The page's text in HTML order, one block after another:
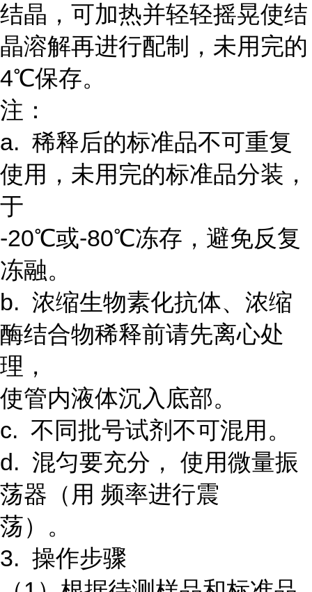
结晶，可加热并轻轻摇晃使结
晶溶解再进行配制，未用完的
4℃保存。
注：
a. 稀释后的标准品不可重复
使用，未用完的标准品分装，
于
-20℃或-80℃冻存，避免反复
冻融。
b. 浓缩生物素化抗体、浓缩
酶结合物稀释前请先离心处
理，
使管内液体沉入底部。
c. 不同批号试剂不可混用。
d. 混匀要充分， 使用微量振
荡器（用 频率进行震
荡）。
3. 操作步骤